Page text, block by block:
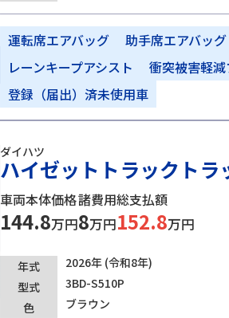
運転席エアバッグ 助手席エアバッグ
レーンキープアシスト
衝突被害軽
登録（届出）済未使用車
ダイハツ
ハイゼットトラックト
車両本体価格
144.8万円
諸費用
8万円
総支払額
152.8万円
年式 2026年 (令和8年)
型式
3BD-S510P
色
ブラウン